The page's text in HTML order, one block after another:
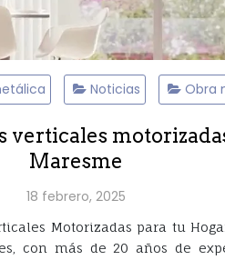
Noticias Obra
verticales
Maresme
18 febrero, 2025
Motorizadas para tu
con más de 20 años de